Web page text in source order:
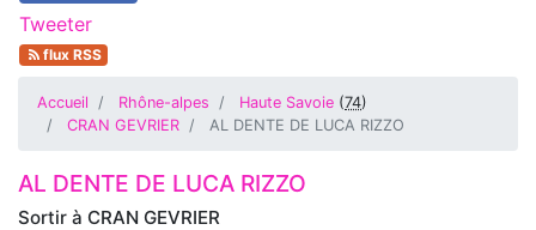
Tweeter
flux RSS
Accueil Rhône-alpes Haute Savoie (74)
CRAN GEVRIER
AL DENTE DE LUCA RIZZO
Sortir à CRAN GEVRIER
AL DENTE DE LUCA RIZZO